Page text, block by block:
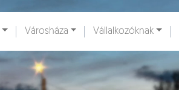
Városháza Vállalkozóknak